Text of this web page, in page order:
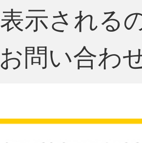
示される
問い合わ